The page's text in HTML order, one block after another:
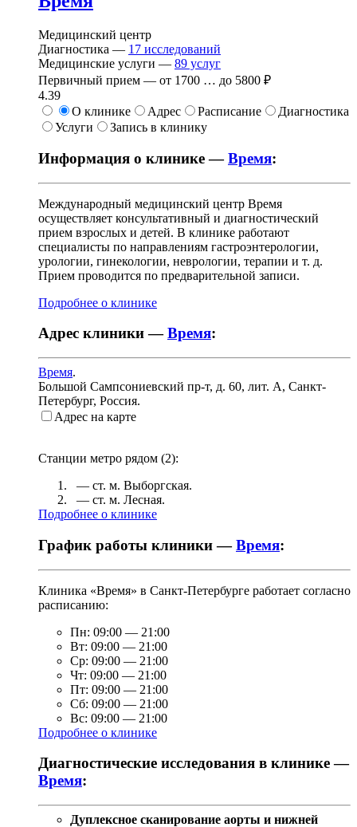
Медицинский центр
Диагностика — 17 исследований
Медицинские услуги — 89 услуг
Первичный прием — от 1700 … до 5800 ₽
4.39
О клинике
Адрес Расписание
Диагностика
Услуги
Запись в клинику
Информация о клинике —Время:
Международный медицинский центр Время
осуществляет консультативный и диагностический
прием взрослых и детей. В клинике работают
специалисты по направлениям гастроэнтерологии,
урологии, гинекологии, неврологии, терапии и т. д.
Прием проводится по предварительной записи.
Подробнее о клинике
Адрес клиники —Время:
Время.
Большой Сампсониевский пр-т, д. 60, лит. А, Санкт-
Петербург, Россия.
Адрес на карте
Станции метро рядом (2):
— ст. м. Выборгская.
— ст. м. Лесная.
Подробнее о клинике
График работы клиники —Время:
Клиника «Время» в Санкт-Петербурге работает согласно
расписанию:
Пн: 09:00 — 21:00
Вт: 09:00 — 21:00
Ср: 09:00 — 21:00
Чт: 09:00 — 21:00
Пт: 09:00 — 21:00
Сб: 09:00 — 21:00
Вс: 09:00 — 21:00
Подробнее о клинике
Диагностические исследования в клинике —
Время:
Дуплексное сканирование аорты и нижней